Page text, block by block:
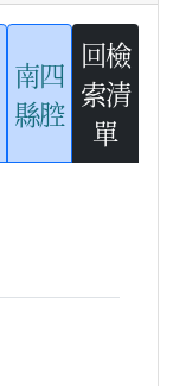
南四
縣腔
回檢
索清
單